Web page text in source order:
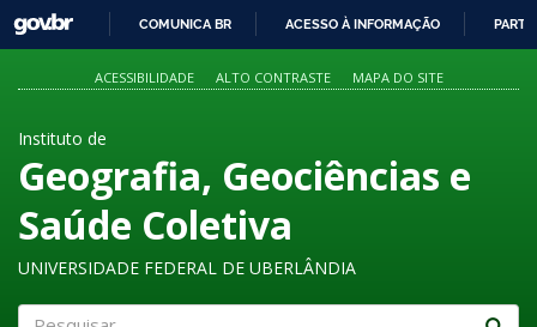
PARA
O
GOVBR
COMUNICA BR ACESSO À INFORMAÇÃO
ACESSIBILIDADE ALTO CONTRASTE MAPA DO SITE
Instituto de
Geografia, Geociências e
Saúde Coletiva
UNIVERSIDADE FEDERAL DE UBERLÂNDIA